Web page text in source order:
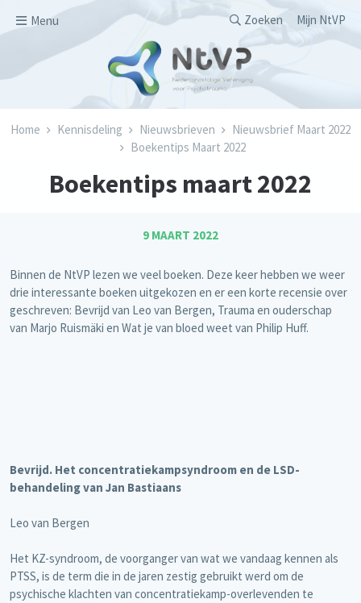
Menu
Secondary
Zoeken Mijn NtVP
Kruimelpad
Home Kennisdeling Nieuwsbrieven
Nieuwsbrief Maart 2022
Boekentips Maart 2022
Boekentips maart 2022
9 MAART 2022
Binnen de NtVP lezen we veel boeken. Deze keer hebben we weer
drie interessante boeken uitgekozen en er een korte recensie over
geschreven: Bevrijd van Leo van Bergen, Trauma en ouderschap
van Marjo Ruismäki en Wat je van bloed weet van Philip Huff.
Bevrijd. Het concentratiekampsyndroom en de LSD-
behandeling van Jan Bastiaans
Leo van Bergen
Het KZ-syndroom, de voorganger van wat we vandaag kennen als
PTSS, is de term die in de jaren zestig gebruikt werd om de
psychische klachten van concentratiekamp-overlevenden te